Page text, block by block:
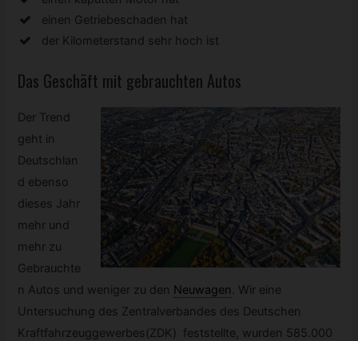
einen Getriebeschaden hat
der Kilometerstand sehr hoch ist
Das Geschäft mit gebrauchten Autos
Der Trend
geht in
Deutschlan
d ebenso
dieses Jahr
mehr und
mehr zu
Gebrauchte
n Autos und weniger zu den Neuwagen. Wir eine
Untersuchung des Zentralverbandes des Deutschen
Kraftfahrzeuggewerbes(ZDK) feststellte, wurden 585.000